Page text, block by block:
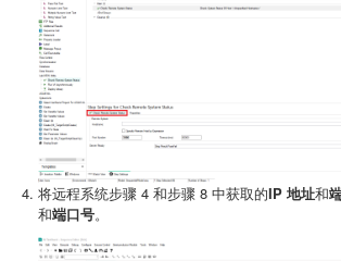
将远程系统步骤 4 和步骤 8 中获取的IP 地址和
和端口号。